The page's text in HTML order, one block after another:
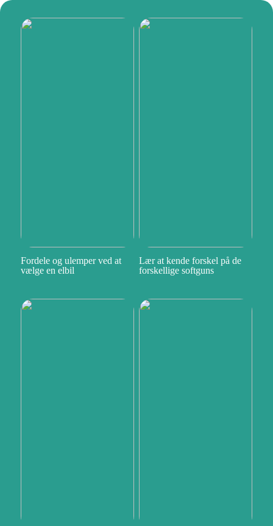
Fordele og ulemper ved at
vælge en elbil
Lær at kende forskel på de
forskellige softguns